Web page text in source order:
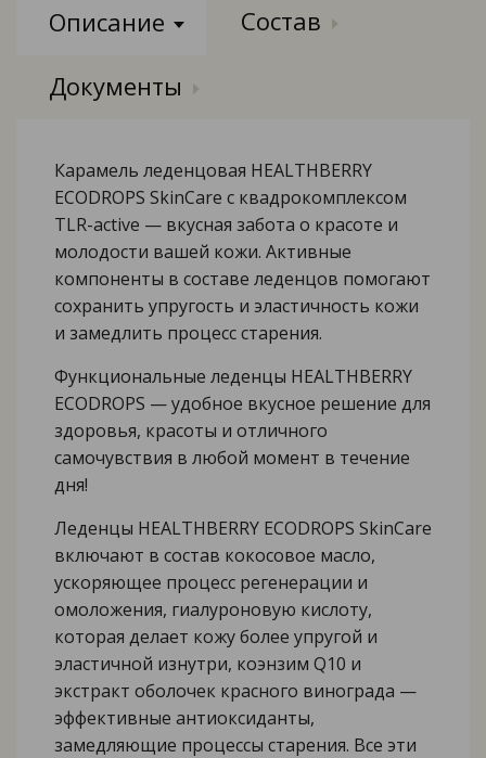
Описание
Состав
Документы
Карамель леденцовая HEALTHBERRY
ECODROPS SkinCare с квадрокомплексом
TLR-active — вкусная забота о красоте и
молодости вашей кожи. Активные
компоненты в составе леденцов помогают
сохранить упругость и эластичность кожи
и замедлить процесс старения.
Функциональные леденцы HEALTHBERRY
ECODROPS — удобное вкусное решение для
здоровья, красоты и отличного
самочувствия в любой момент в течение
дня!
Леденцы HEALTHBERRY ECODROPS SkinCare
включают в состав кокосовое масло,
ускоряющее процесс регенерации и
омоложения, гиалуроновую кислоту,
которая делает кожу более упругой и
эластичной изнутри, коэнзим Q10 и
экстракт оболочек красного винограда —
эффективные антиоксиданты,
замедляющие процессы старения. Все эти